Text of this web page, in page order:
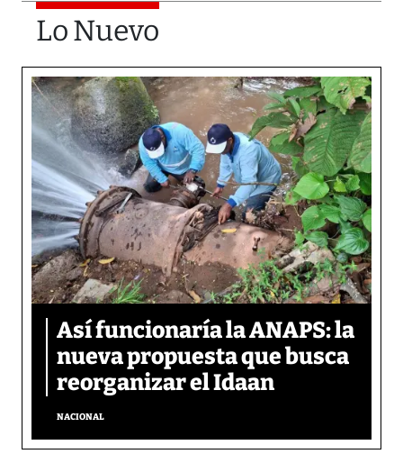
Lo Nuevo
Así funcionaría la ANAPS: la
nueva propuesta que busca
reorganizar el Idaan
NACIONAL